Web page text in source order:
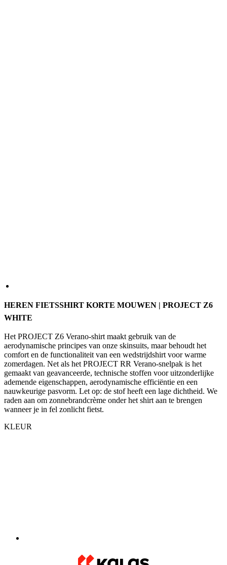
aerodynamische principes van onze skinsuits, maar behoudt het
comfort en de functionaliteit van een wedstrijdshirt voor warme
zomerdagen. Net als het PROJECT RR Verano-snelpak is het
ademende eigenschappen, aerodynamische efficiëntie en een
nauwkeurige pasvorm. Let op: de stof heeft een lage dichtheid. We
raden aan om zonnebrandcrème onder het shirt aan te brengen
wanneer je in fel zonlicht fietst.
KLEUR